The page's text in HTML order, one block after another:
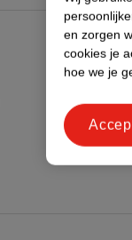
en zorgen
cookies je
hoe we je